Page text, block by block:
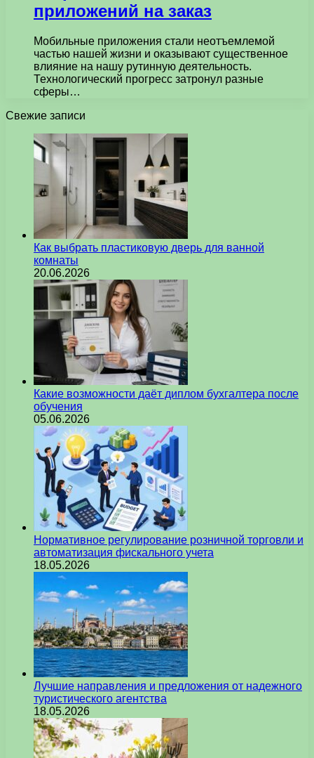
приложений на заказ
Мобильные приложения стали неотъемлемой
частью нашей жизни и оказывают существенное
влияние на нашу рутинную деятельность.
Технологический прогресс затронул разные
сферы…
Свежие записи
Как выбрать пластиковую дверь для ванной
комнаты
20.06.2026
Какие возможности даёт диплом бухгалтера после
обучения
05.06.2026
Нормативное регулирование розничной торговли и
автоматизация фискального учета
18.05.2026
Лучшие направления и предложения от надежного
туристического агентства
18.05.2026